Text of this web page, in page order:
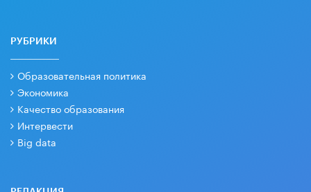
РУБРИКИ
Образовательная политика
Экономика
Качество образования
Интервести
Big data